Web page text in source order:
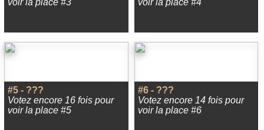
voir la place #3 voir la place #4
#5 - ???
Votez encore 16 fois pour
voir la place #5
#6 - ???
Votez encore 14 fois pour
voir la place #6